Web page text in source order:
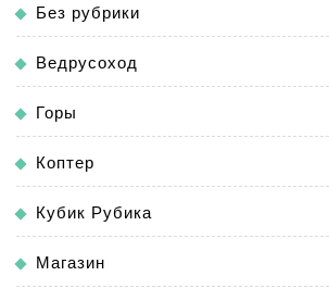
Без рубрики
Ведрусоход
Горы
Коптер
Кубик Рубика
Магазин